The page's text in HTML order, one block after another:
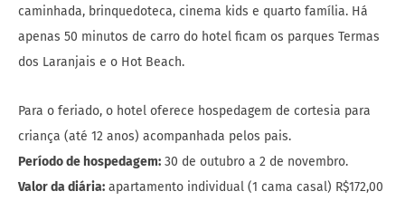
caminhada, brinquedoteca, cinema kids e quarto família. Há
apenas 50 minutos de carro do hotel ficam os parques Termas
dos Laranjais e o Hot Beach.
Para o feriado, o hotel oferece hospedagem de cortesia para
criança (até 12 anos) acompanhada pelos pais.
Período de hospedagem: 30 de outubro a 2 de novembro.
Valor da diária: apartamento individual (1 cama casal) R$172,00